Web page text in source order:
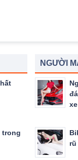
trong
NGƯỜI